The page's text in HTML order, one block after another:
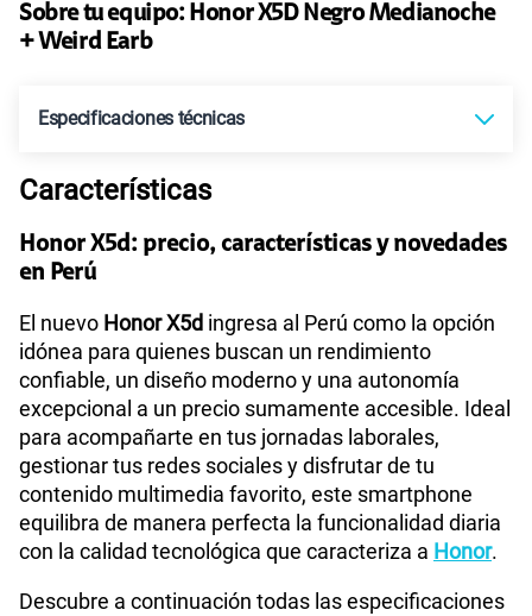
Ver más planes
Sobre tu equipo: HonorX5D Negro Medianoche
+ Weird Earb
Especificaciones técnicas
Tecnología de Pantalla
Procesador MediaTek Helio G81
Tamaño de Pantalla
WiFI Si
Características
Honor X5d: precio, características y novedades
en Perú
El nuevo Honor X5d ingresa al Perú como la opción
idónea para quienes buscan un rendimiento
confiable, un diseño moderno y una autonomía
excepcional a un precio sumamente accesible. Ideal
para acompañarte en tus jornadas laborales,
gestionar tus redes sociales y disfrutar de tu
contenido multimedia favorito, este smartphone
equilibra de manera perfecta la funcionalidad diaria
con la calidad tecnológica que caracteriza a Honor.
Descubre a continuación todas las especificaciones